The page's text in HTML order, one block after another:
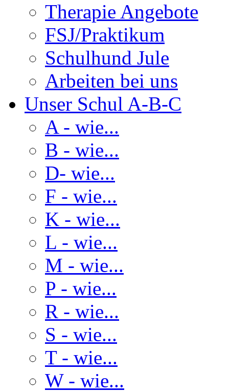
Therapie Angebote
FSJ/Praktikum
Schulhund Jule
Arbeiten bei uns
Unser Schul A-B-C
A - wie...
B - wie...
D- wie...
F - wie...
K - wie...
L - wie...
M - wie...
P - wie...
R - wie...
S - wie...
T - wie...
W - wie...